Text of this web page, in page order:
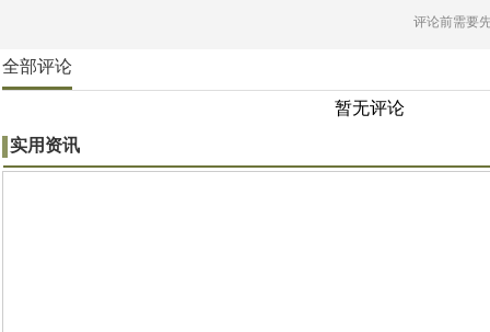
评论前需要
全部评论
暂无评论
实用资讯